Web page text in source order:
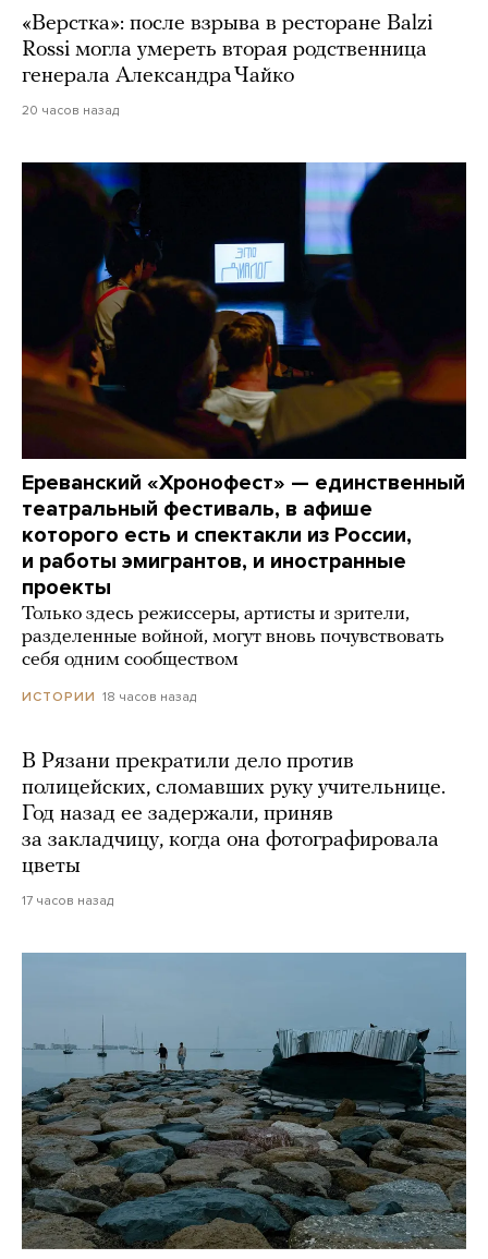
«Верстка»: после взрыва в ресторане Balzi
Rossi могла умереть вторая родственница
генерала Александра Чайко
20 часов назад
Ереванский «Хронофест» — единственный
театральный фестиваль, в афише
которого есть и спектакли из России,
и работы эмигрантов, и иностранные
проекты
Только здесь режиссеры, артисты и зрители,
разделенные войной, могут вновь почувствовать
себя одним сообществом
ИСТОРИИ 18 часов назад
В Рязани прекратили дело против
полицейских, сломавших руку учительнице.
Год назад ее задержали, приняв
за закладчицу, когда она фотографировала
цветы
17 часов назад